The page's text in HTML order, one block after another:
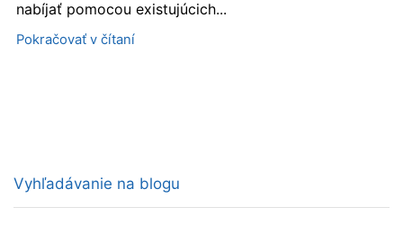
nabíjať pomocou existujúcich...
Pokračovať v čítaní
Vyhľadávanie na blogu